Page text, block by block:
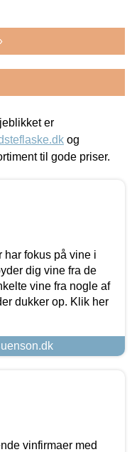
er
og
til gode priser.
har fokus på vine i
dig vine fra de
vine fra nogle af
dukker op. Klik her
vinfirmaer med